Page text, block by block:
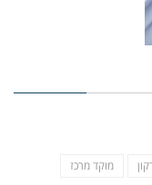
מוקד מרכז